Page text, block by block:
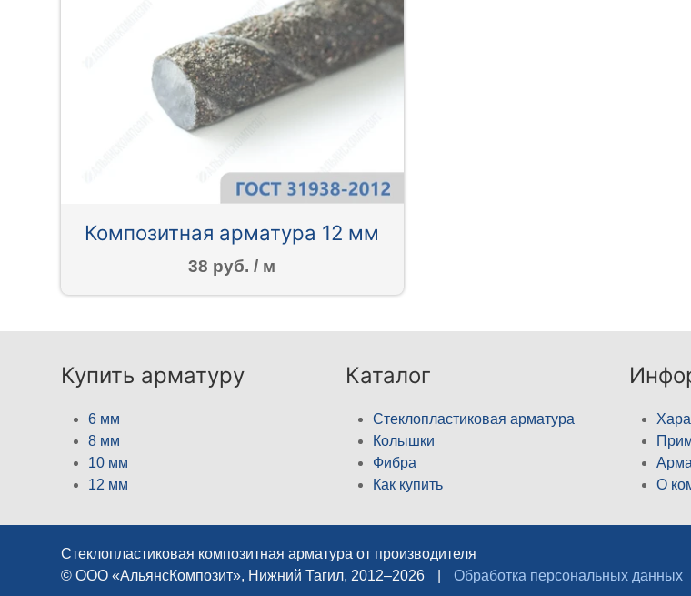
Композитная арматура 12 мм
38 руб. / м
Купить арматуру
6 мм
8 мм
10 мм
12 мм
Каталог
Стеклопластиковая арматура
Колышки
Фибра
Как купить
О
Стеклопластиковая композитная арматура от производителя
© ООО «АльянсКомпозит», Нижний Тагил, 2012–2026
Обработка персональных данных